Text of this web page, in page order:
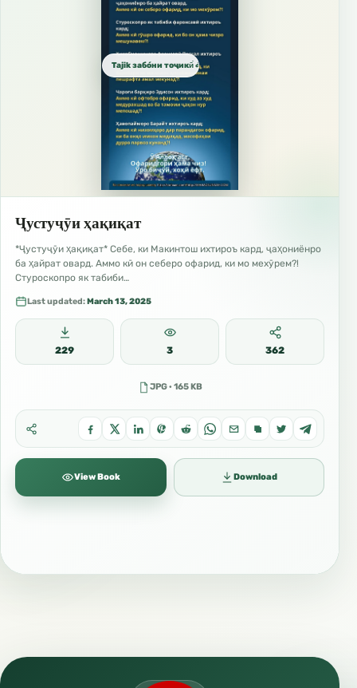
Tajik забо́ни тоҷикӣ́ الطاجيكية
Ҷустуҷӯи ҳақиқат
*Ҷустуҷӯи ҳақиқат* Себе, ки Макинтош ихтироъ кард, ҷаҳониёнро
ба ҳайрат овард. Аммо кӣ он себеро офарид, ки мо мехӯрем?!
Стуроскопро як табиби…
Last updated:March 13, 2025
229 3 362
JPG · 165 KB
View Book Download